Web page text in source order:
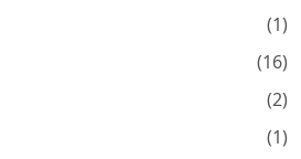
(1)
(16)
(2)
(1)